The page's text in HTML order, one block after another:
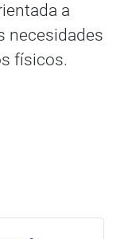
a
necesidades
físicos.